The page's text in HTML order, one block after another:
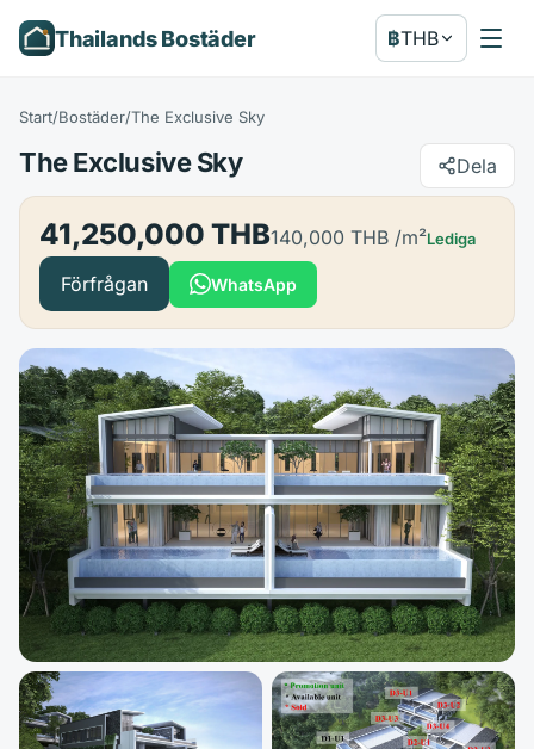
Thailands Bostäder ฿THB
Start/Bostäder/The Exclusive Sky
The Exclusive Sky Dela
41,250,000 THB140,000 THB /m²Lediga
Förfrågan WhatsApp